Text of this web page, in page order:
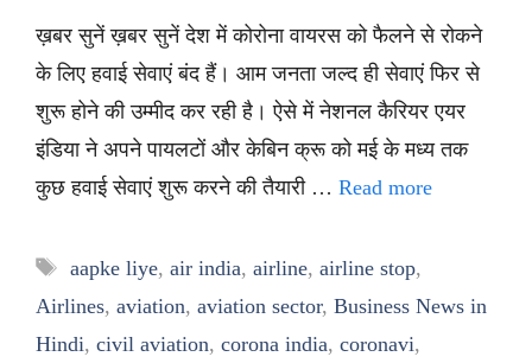
ख़बर सुनें ख़बर सुनें देश में कोरोना वायरस को फैलने से रोकने
के लिए हवाई सेवाएं बंद हैं। आम जनता जल्द ही सेवाएं फिर से
शुरू होने की उम्मीद कर रही है। ऐसे में नेशनल कैरियर एयर
इंडिया ने अपने पायलटों और केबिन क्रू को मई के मध्य तक
कुछ हवाई सेवाएं शुरू करने की तैयारी … Read more
Tags
aapke liye, air india, airline, airline stop,
Airlines, aviation, aviation sector, Business News in
Hindi, civil aviation, corona india, coronavi,